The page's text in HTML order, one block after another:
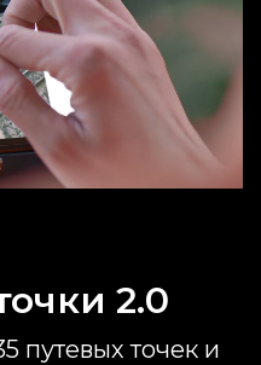
2.0
путевых точек и